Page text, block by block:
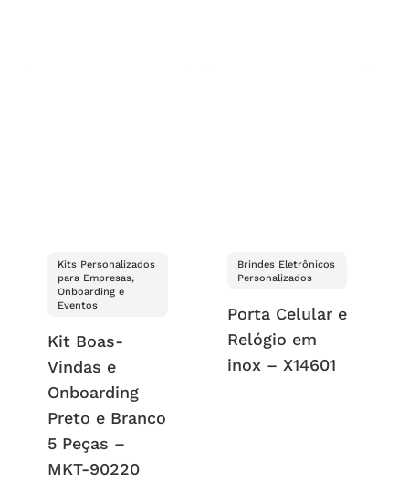
Kits Personalizados
para Empresas,
Onboarding e
Eventos
Kit Boas-
Vindas e
Onboarding
Preto e Branco
5 Peças –
MKT-90220
Brindes Eletrônicos
Personalizados
Porta Celular e
Relógio em
inox – X14601